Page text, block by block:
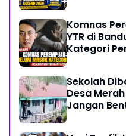
Komnas
YTR di
Kategori
Sekolah
Desa
Jangan